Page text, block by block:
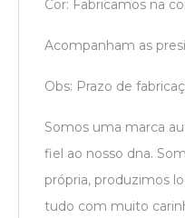
Cor: Fabricamos na
Acompanham as
Obs: Prazo de
Somos uma marca
fiel ao nosso dna.
própria, produzimos
tudo com muito